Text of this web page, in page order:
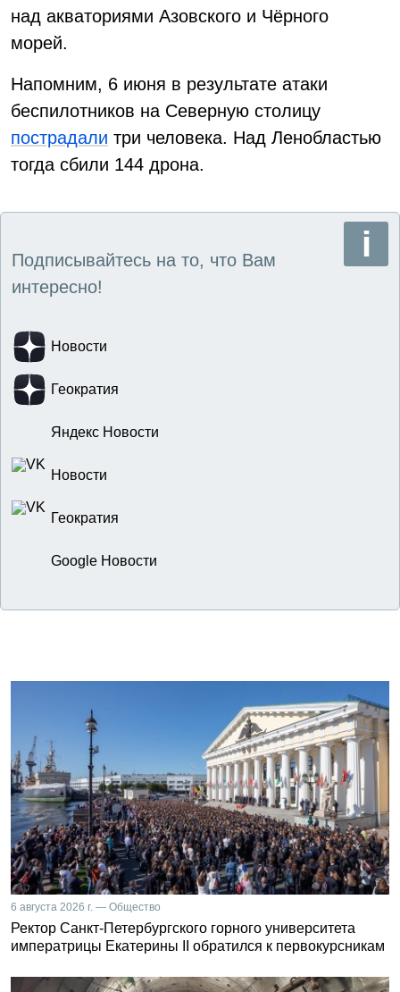
над акваториями Азовского и Чёрного
морей.
Напомним, 6 июня в результате атаки
беспилотников на Северную столицу
пострадали три человека. Над Ленобластью
тогда сбили 144 дрона.
Подписывайтесь на то, что Вам
интересно!
Новости
Геократия
Яндекс Новости
Новости
Геократия
Google Новости
6 августа 2026 г. — Общество
Ректор Санкт-Петербургского горного университета
императрицы Екатерины II обратился к первокурсникам